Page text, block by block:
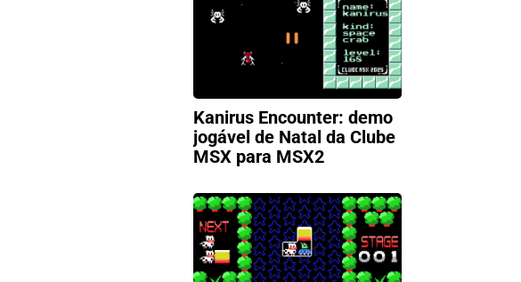
Kanirus Encounter: demo
jogável de Natal da Clube
MSX para MSX2